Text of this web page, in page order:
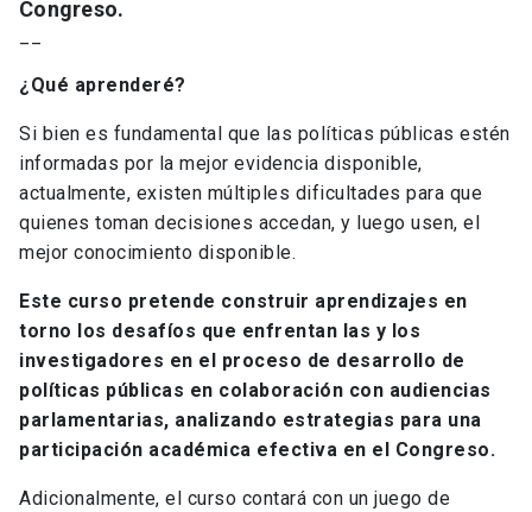
Congreso.
¿Qué aprenderé?
Si bien es fundamental que las políticas públicas estén
informadas por la mejor evidencia disponible,
actualmente, existen múltiples dificultades para que
quienes toman decisiones accedan, y luego usen, el
mejor conocimiento disponible.
Este curso pretende construir aprendizajes en
torno los desafíos que enfrentan las y los
investigadores en el proceso de desarrollo de
políticas públicas en colaboración con audiencias
parlamentarias, analizando estrategias para una
participación académica efectiva en el Congreso.
Adicionalmente, el curso contará con un juego de